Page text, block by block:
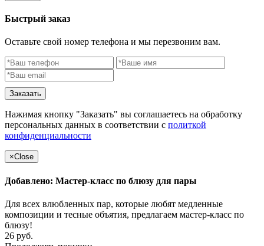
Быстрый заказ
Оставьте свой номер телефона и мы перезвоним вам.
Заказать
Нажимая кнопку "Заказать" вы соглашаетесь на обработку
персональных данных в соответствии с политкой
конфиденциальности
×Close
Добавлено: Мастер-класс по блюзу для пары
Для всех влюбленных пар, которые любят медленные
композиции и тесные объятия, предлагаем мастер-класс по
блюзу!
26 руб.